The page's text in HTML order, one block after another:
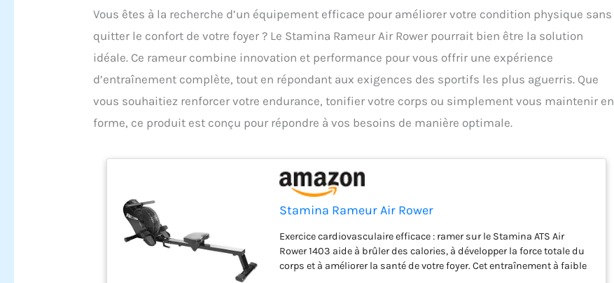
Vous êtes à la recherche d’un équipement efficace pour améliorer votre condition physique sans
quitter le confort de votre foyer ? Le Stamina Rameur Air Rower pourrait bien être la solution
idéale. Ce rameur combine innovation et performance pour vous offrir une expérience
d’entraînement complète, tout en répondant aux exigences des sportifs les plus aguerris. Que
vous souhaitiez renforcer votre endurance, tonifier votre corps ou simplement vous maintenir en
forme, ce produit est conçu pour répondre à vos besoins de manière optimale.
Stamina Rameur Air Rower
Exercice cardiovasculaire efficace : ramer sur le Stamina ATS Air
Rower 1403 aide à brûler des calories, à développer la force totale du
corps et à améliorer la santé de votre foyer. Cet entraînement à faible